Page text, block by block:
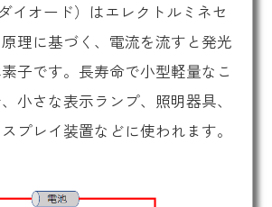
イオード）はエレクトルミネセ
理に基づく、電流を流すと発光
子です。長寿命で小型軽量なこ
小さな表示ランプ、照明器具、
プレイ装置などに使われます。